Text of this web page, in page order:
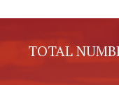
TOTAL